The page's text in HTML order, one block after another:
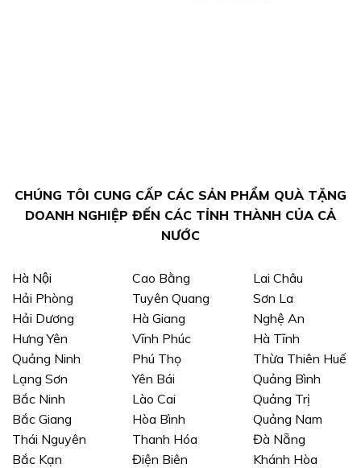
CHÚNG TÔI CUNG CẤP CÁC SẢN PHẨM QUÀ TẶNG
DOANH NGHIỆP ĐẾN CÁC TỈNH THÀNH CỦA CẢ
NƯỚC
Hà Nội
Hải Phòng
Hải Dương
Hưng Yên
Quảng Ninh
Lạng Sơn
Bắc Ninh
Bắc Giang
Thái Nguyên
Bắc Kạn
Cao Bằng
Tuyên Quang
Hà Giang
Vĩnh Phúc
Phú Thọ
Yên Bái
Lào Cai
Hòa Bình
Thanh Hóa
Điện Biên
Lai Châu
Sơn La
Nghệ An
Hà Tĩnh
Thừa Thiên Huế
Quảng Bình
Quảng Trị
Quảng Nam
Đà Nẵng
Khánh Hòa